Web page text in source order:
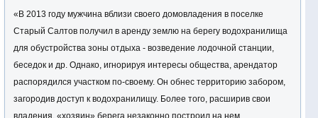
«В 2013 году мужчина вблизи своего домовладения в поселке
Старый Салтов получил в аренду землю на берегу водохранилища
для обустройства зоны отдыха - возведение лодочной станции,
беседок и др. Однако, игнорируя интересы общества, арендатор
распорядился участком по-своему. Он обнес территорию забором,
загородив доступ к водохранилищу. Более того, расширив свои
владения, «хозяин» берега незаконно построил на нем